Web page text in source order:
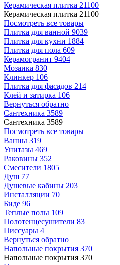
Керамическая плитка 21100
Керамическая плитка 21100
Посмотреть все товары
Плитка для ванной 9039
Плитка для кухни 1884
Плитка для пола 609
Керамогранит 9404
Мозаика 830
Клинкер 106
Плитка для фасадов 214
Клей и затирка 106
Вернуться обратно
Сантехника 3589
Сантехника 3589
Посмотреть все товары
Ванны 319
Унитазы 469
Раковины 352
Смесители 1805
Душ 77
Душевые кабины 203
Инсталляции 70
Биде 96
Теплые полы 109
Полотенцесушители 83
Писсуары 4
Вернуться обратно
Напольные покрытия 370
Напольные покрытия 370